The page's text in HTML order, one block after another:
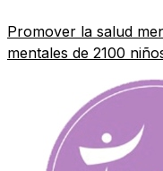
Promover la salud
mentales de 2100